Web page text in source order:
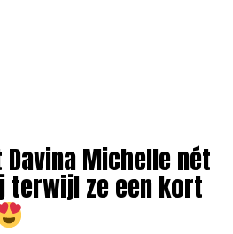
Davina Michelle nét
ze een kort